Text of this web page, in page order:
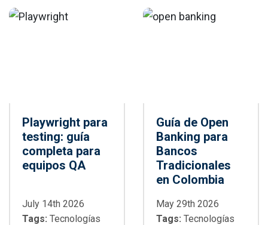
tests,
mantenimiento y
mejor decisión
para tu proyecto.
Playwright para
testing: guía
completa para
equipos QA
July 14th 2026
Tags: Tecnologías
Guía de Open
Banking para
Bancos
Tradicionales
en Colombia
May 29th 2026
Tags: Tecnologías